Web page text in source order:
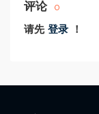
评论 0
请先 登录 ！